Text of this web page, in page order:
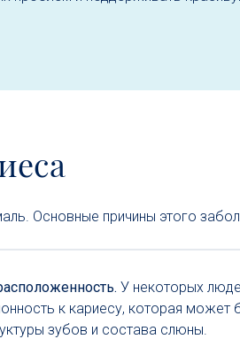
Основные причины этого
У некоторых
к кариесу, которая может
зубов и состава слюны.